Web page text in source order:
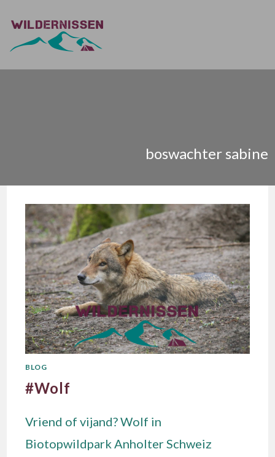
boswachter sabine
BLOG
#Wolf
Vriend of vijand? Wolf in
Biotopwildpark Anholter Schweiz